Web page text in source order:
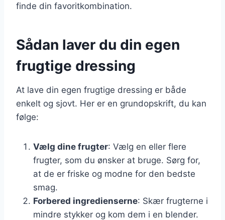
finde din favoritkombination.
Sådan laver du din egen
frugtige dressing
At lave din egen frugtige dressing er både
enkelt og sjovt. Her er en grundopskrift, du kan
følge:
Vælg dine frugter: Vælg en eller flere
frugter, som du ønsker at bruge. Sørg for,
at de er friske og modne for den bedste
smag.
Forbered ingredienserne: Skær frugterne i
mindre stykker og kom dem i en blender.